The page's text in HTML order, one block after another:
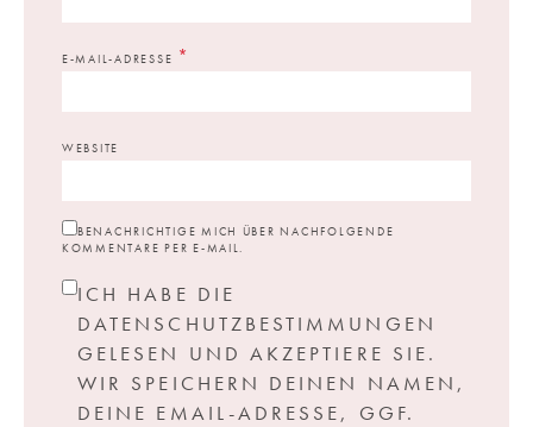
E-MAIL-ADRESSE *
WEBSITE
BENACHRICHTIGE MICH ÜBER NACHFOLGENDE
KOMMENTARE PER E-MAIL.
ICH HABE DIE
DATENSCHUTZBESTIMMUNGEN
GELESEN UND AKZEPTIERE SIE.
WIR SPEICHERN DEINEN NAMEN,
DEINE EMAIL-ADRESSE, GGF.